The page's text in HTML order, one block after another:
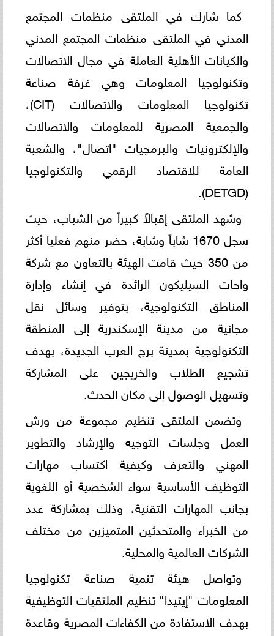
كما شارك في الملتقى منظمات المجتمع
المدني في الملتقى منظمات المجتمع المدني
والكيانات الأهلية العاملة في مجال الاتصالات
وتكنولوجيا المعلومات وهي غرفة صناعة
تكنولوجيا المعلومات والاتصالات (CIT)،
والجمعية المصرية للمعلومات والاتصالات
والإلكترونيات والبرمجيات "اتصال"، والشعبة
العامة للاقتصاد الرقمي والتكنولوجيا
(DETGD).
وشهد الملتقى إقبالاً كبيراً من الشباب، حيث
سجل 1670 شاباً وشابة، حضر منهم فعليا أكثر
من 350 حيث قامت الهيئة بالتعاون مع شركة
واحات السيليكون الرائدة في إنشاء وإدارة
المناطق التكنولوجية، بتوفير وسائل نقل
مجانية من مدينة الإسكندرية إلى المنطقة
التكنولوجية بمدينة برج العرب الجديدة، بهدف
تشجيع الطلاب والخريجين على المشاركة
وتسهيل الوصول إلى مكان الحدث.
وتضمن الملتقى تنظيم مجموعة من ورش
العمل وجلسات التوجيه والإرشاد والتطوير
المهني والتعرف وكيفية اكتساب مهارات
التوظيف الأساسية سواء الشخصية أو اللغوية
بجانب المهارات التقنية، وذلك بمشاركة عدد
من الخبراء والمتحدثين المتميزين من مختلف
الشركات العالمية والمحلية.
وتواصل هيئة تنمية صناعة تكنولوجيا
المعلومات "إيتيدا" تنظيم الملتقيات التوظيفية
بهدف الاستفادة من الكفاءات المصرية وقاعدة